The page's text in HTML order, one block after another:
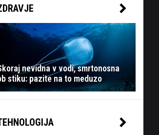
nevidna v vodi, smrtonosna
stiku: pazite na to meduzo